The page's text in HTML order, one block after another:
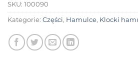
SKU: 100090
Kategorie: Części, Hamulce, Klocki